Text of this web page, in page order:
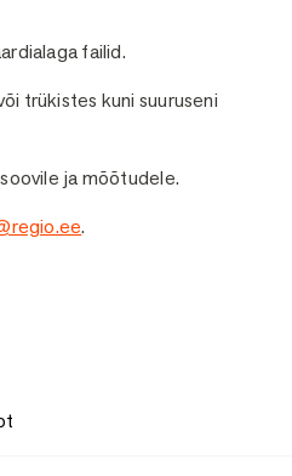
failid.
trükistes kuni suuruseni
ja mõõtudele.
.